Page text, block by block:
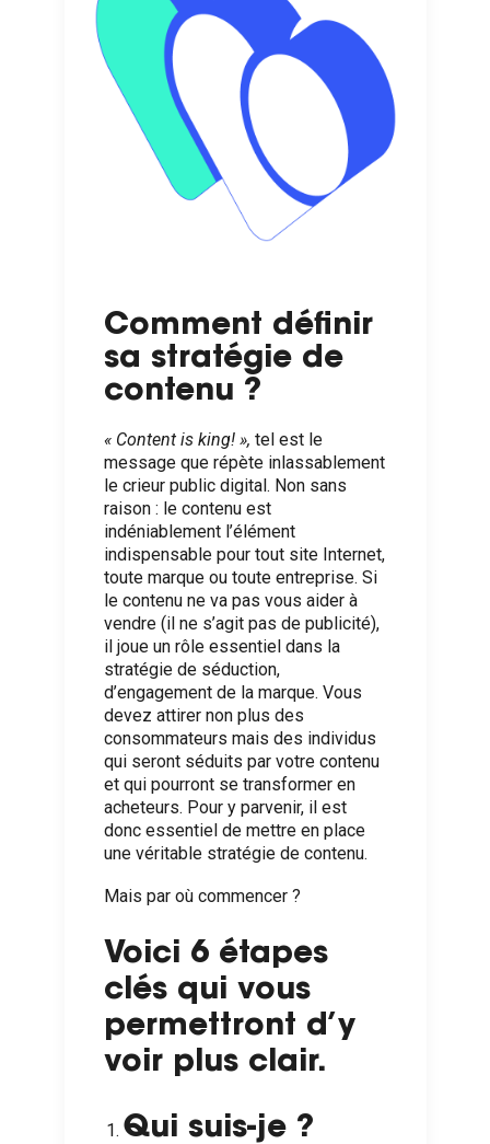
Comment définir
sa stratégie de
contenu ?
« Content is king! », tel est le
message que répète inlassablement
le crieur public digital. Non sans
raison : le contenu est
indéniablement l’élément
indispensable pour tout site Internet,
toute marque ou toute entreprise. Si
le contenu ne va pas vous aider à
vendre (il ne s’agit pas de publicité),
il joue un rôle essentiel dans la
stratégie de séduction,
d’engagement de la marque. Vous
devez attirer non plus des
consommateurs mais des individus
qui seront séduits par votre contenu
et qui pourront se transformer en
acheteurs. Pour y parvenir, il est
donc essentiel de mettre en place
une véritable stratégie de contenu.
Mais par où commencer ?
Voici 6 étapes
clés qui vous
permettront d’y
voir plus clair.
Qui suis-je ?